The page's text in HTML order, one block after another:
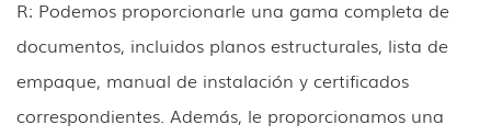
R: Podemos proporcionarle una gama completa de
documentos, incluidos planos estructurales, lista de
empaque, manual de instalación y certificados
correspondientes. Además, le proporcionamos una